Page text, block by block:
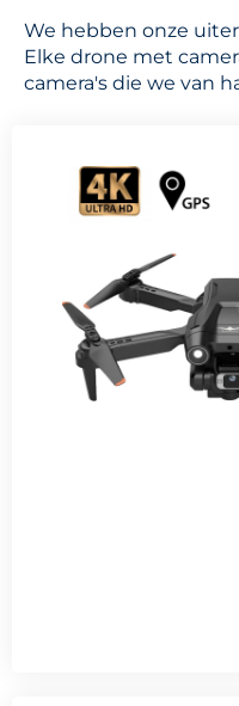
We hebben onze
Elke drone met
camera's die we van